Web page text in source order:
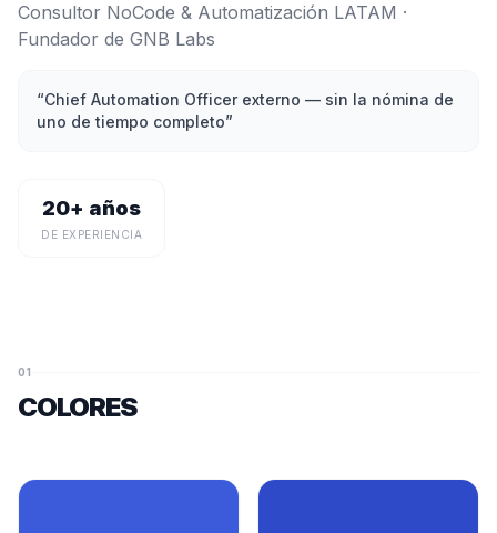
Consultor NoCode & Automatización LATAM ·
Fundador de GNB Labs
“Chief Automation Officer externo — sin la nómina de
uno de tiempo completo”
20+ años
DE EXPERIENCIA
01
COLORES